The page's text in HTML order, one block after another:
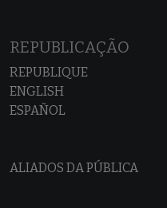
REPUBLICAÇÃO
REPUBLIQUE
ENGLISH
ESPAÑOL
ALIADOS DA PÚBLICA